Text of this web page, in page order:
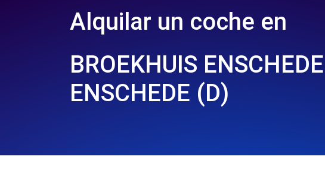
Alquilar un coche en
BROEKHUIS
ENSCHEDE (D)